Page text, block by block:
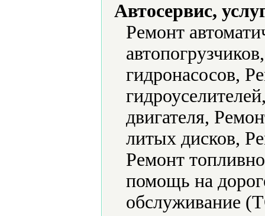
Автосервис,
Ремонт
гидронасосов,
двигателя,
литых дисков,
Ремонт
помощь на
обслуживание